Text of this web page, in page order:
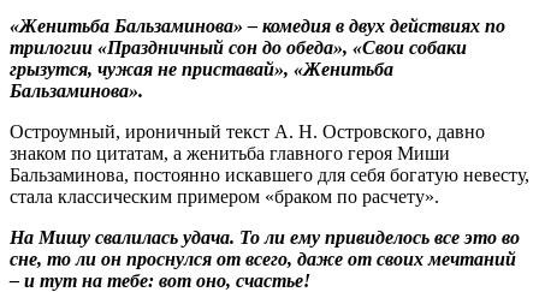
«Женитьба Бальзаминова» – комедия в двух действиях по
трилогии «Праздничный сон до обеда», «Свои собаки
грызутся, чужая не приставай», «Женитьба
Бальзаминова».
Остроумный, ироничный текст А. Н. Островского, давно
знаком по цитатам, а женитьба главного героя Миши
Бальзаминова, постоянно искавшего для себя богатую невесту,
стала классическим примером «браком по расчету».
На Мишу свалилась удача. То ли ему привиделось все это во
сне, то ли он проснулся от всего, даже от своих мечтаний
– и тут на тебе: вот оно, счастье!